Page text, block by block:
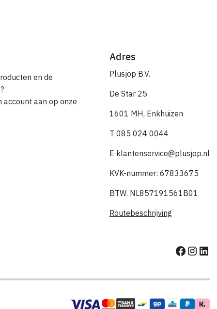
en de
account aan op onze
Adres
Plusjop B.V.
De Star 25
1601 MH, Enkhuizen
T 085 024 0044
E klantenservice@plusjop.nl
KVK-nummer: 67833675
BTW. NL857191561B01
Routebeschrijving